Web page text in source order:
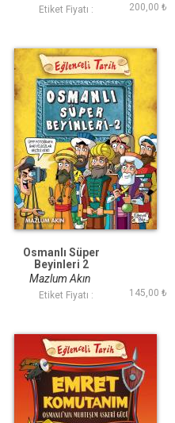
Etiket Fiyatı : 200,00 ₺
Osmanlı Süper
Beyinleri 2
Mazlum Akın
Etiket Fiyatı : 145,00 ₺